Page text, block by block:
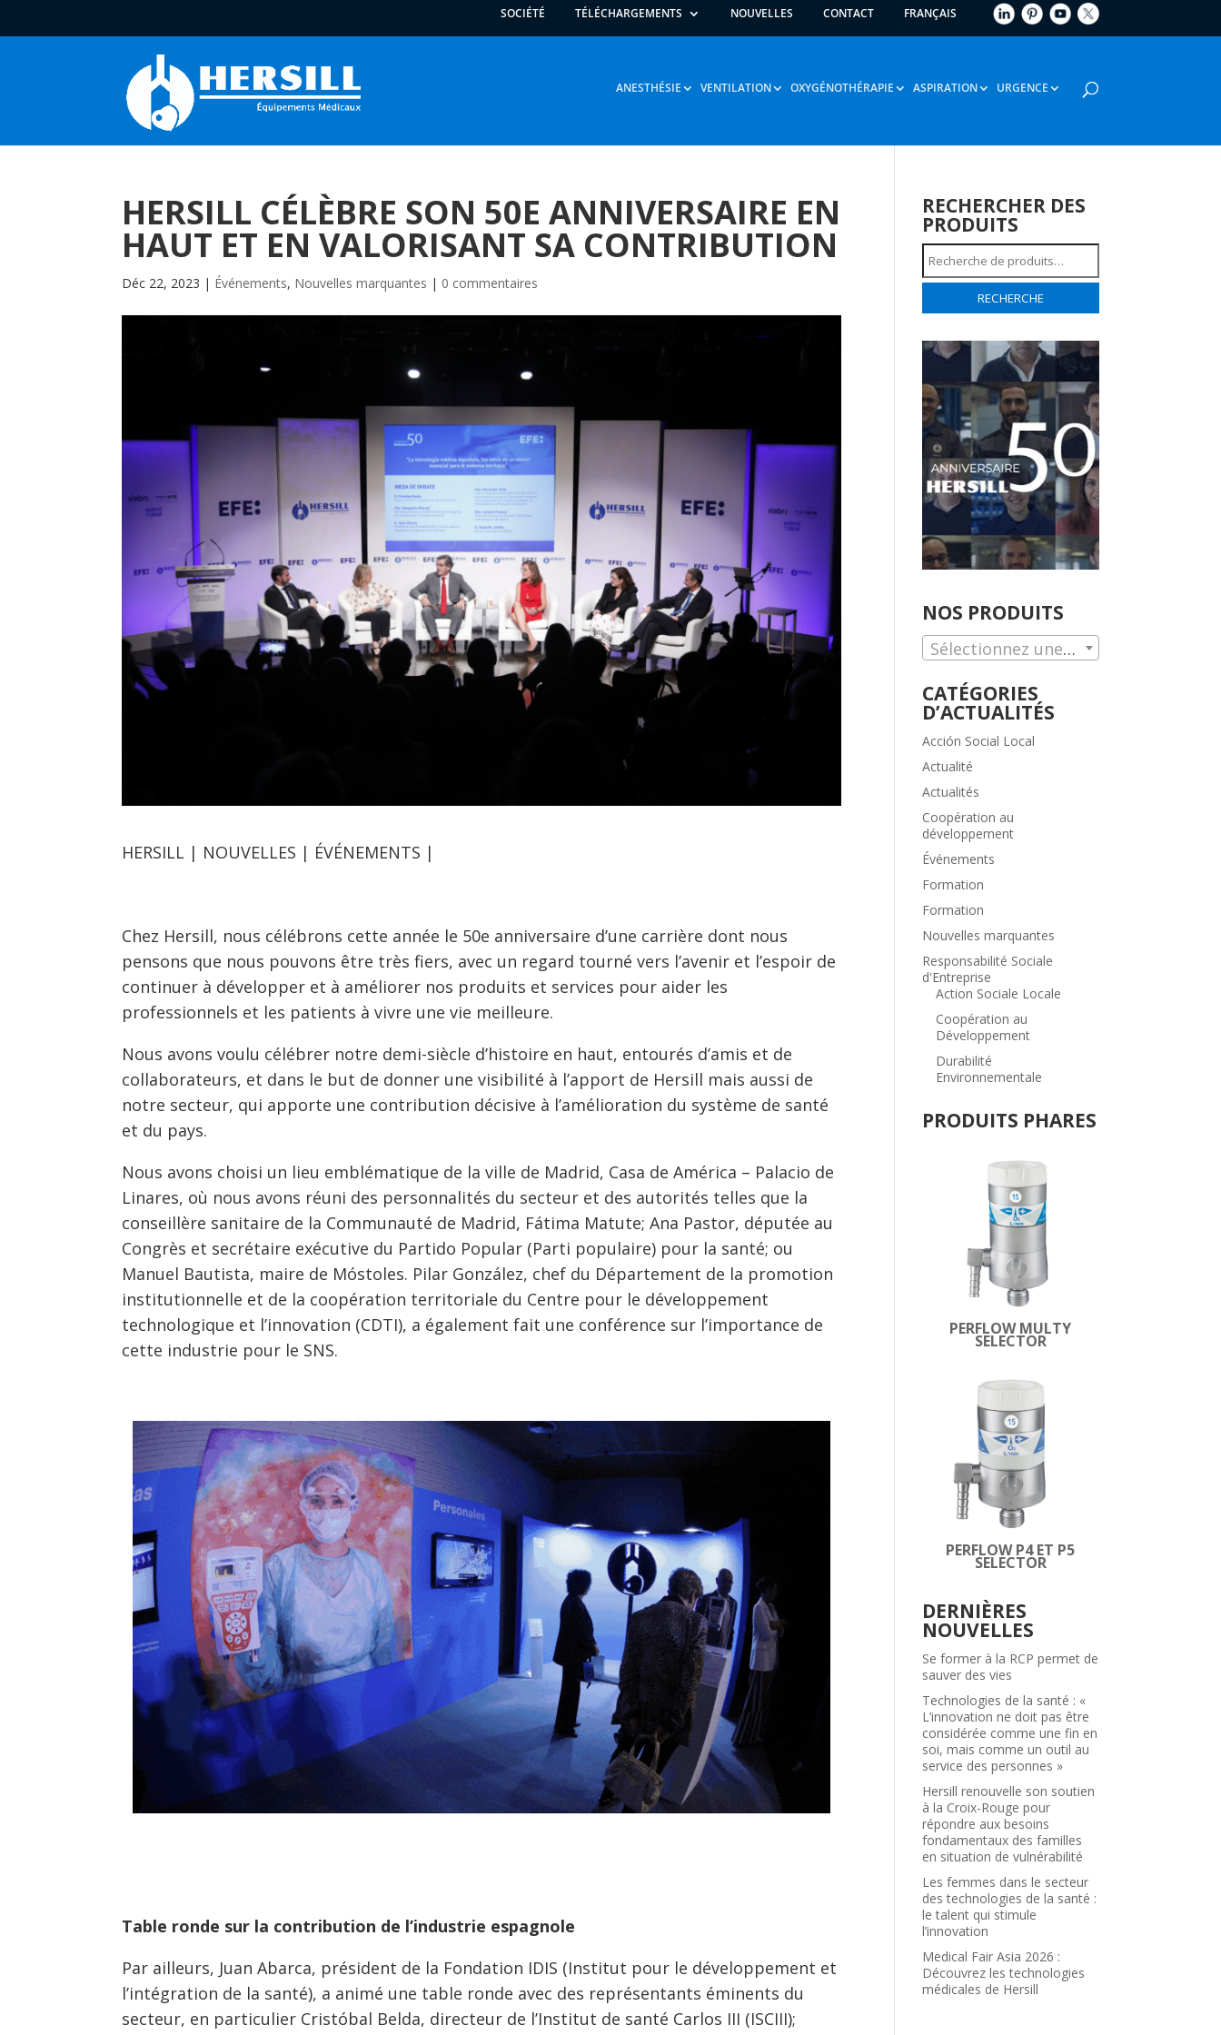
SOCIÉTÉ TÉLÉCHARGEMENTS NOUVELLES CONTACT FRANÇAIS
ANESTHÉSIE VENTILATION OXYGÉNOTHÉRAPIE ASPIRATION URGENCE
HERSILL CÉLÈBRE SON 50E ANNIVERSAIRE EN
HAUT ET EN VALORISANT SA CONTRIBUTION
Déc 22, 2023 | Événements, Nouvelles marquantes | 0 commentaires
HERSILL | NOUVELLES | ÉVÉNEMENTS |
Chez Hersill, nous célébrons cette année le 50e anniversaire d’une carrière dont nous
pensons que nous pouvons être très fiers, avec un regard tourné vers l’avenir et l’espoir de
continuer à développer et à améliorer nos produits et services pour aider les
professionnels et les patients à vivre une vie meilleure.
Nous avons voulu célébrer notre demi-siècle d’histoire en haut, entourés d’amis et de
collaborateurs, et dans le but de donner une visibilité à l’apport de Hersill mais aussi de
notre secteur, qui apporte une contribution décisive à l’amélioration du système de santé
et du pays.
Nous avons choisi un lieu emblématique de la ville de Madrid, Casa de América – Palacio de
Linares, où nous avons réuni des personnalités du secteur et des autorités telles que la
conseillère sanitaire de la Communauté de Madrid, Fátima Matute; Ana Pastor, députée au
Congrès et secrétaire exécutive du Partido Popular (Parti populaire) pour la santé; ou
Manuel Bautista, maire de Móstoles. Pilar González, chef du Département de la promotion
institutionnelle et de la coopération territoriale du Centre pour le développement
technologique et l’innovation (CDTI), a également fait une conférence sur l’importance de
cette industrie pour le SNS.
Table ronde sur la contribution de l’industrie espagnole
Par ailleurs, Juan Abarca, président de la Fondation IDIS (Institut pour le développement et
l’intégration de la santé), a animé une table ronde avec des représentants éminents du
secteur, en particulier Cristóbal Belda, directeur de l’Institut de santé Carlos III (ISCIII);
RECHERCHER DES
PRODUITS
Recherche
pour :
RECHERCHE
NOS PRODUITS
Sélectionnez une catégorie.
CATÉGORIES
D’ACTUALITÉS
Acción Social Local
Actualité
Actualités
Coopération au
développement
Événements
Formation
Formation
Nouvelles marquantes
Responsabilité Sociale
d'Entreprise
Action Sociale Locale
Coopération au
Développement
Durabilité
Environnementale
PRODUITS PHARES
PERFLOW MULTY
SELECTOR
PERFLOW P4 ET P5
SELECTOR
DERNIÈRES
NOUVELLES
Se former à la RCP permet de
sauver des vies
Technologies de la santé : «
L’innovation ne doit pas être
considérée comme une fin en
soi, mais comme un outil au
service des personnes »
Hersill renouvelle son soutien
à la Croix-Rouge pour
répondre aux besoins
fondamentaux des familles
en situation de vulnérabilité
Les femmes dans le secteur
des technologies de la santé :
le talent qui stimule
l’innovation
Medical Fair Asia 2026 :
Découvrez les technologies
médicales de Hersill